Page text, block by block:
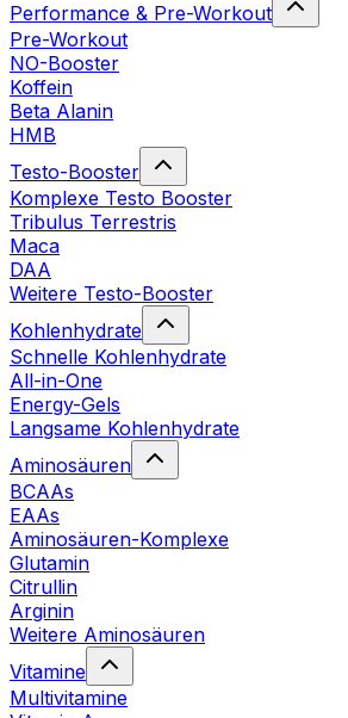
Performance & Pre-Workout
Pre-Workout
NO-Booster
Koffein
Beta Alanin
HMB
Testo-Booster
Komplexe Testo Booster
Tribulus Terrestris
Maca
DAA
Weitere Testo-Booster
Kohlenhydrate
Schnelle Kohlenhydrate
All-in-One
Energy-Gels
Langsame Kohlenhydrate
Aminosäuren
BCAAs
EAAs
Aminosäuren-Komplexe
Glutamin
Citrullin
Arginin
Weitere Aminosäuren
Vitamine
Multivitamine